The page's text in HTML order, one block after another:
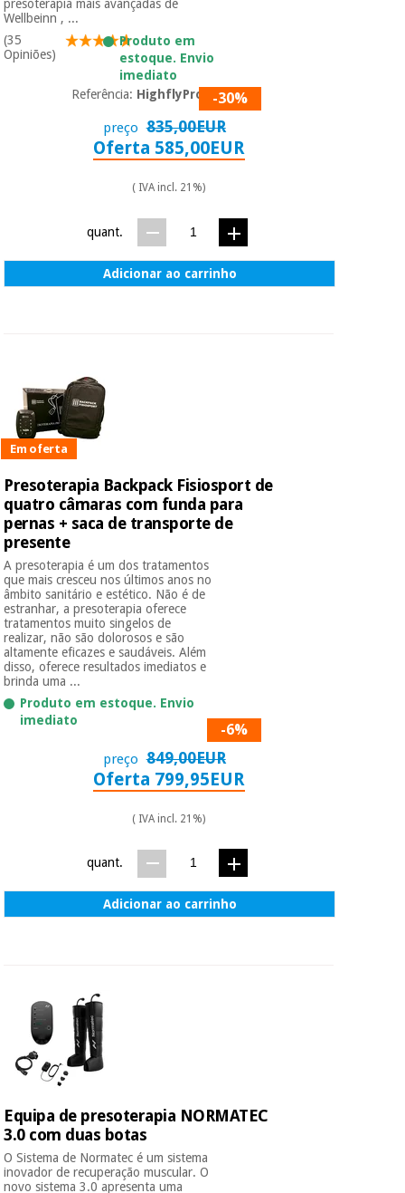
presoterapia mais avançadas de
Wellbeinn , ...
(35
Opiniões)
Produto em
estoque. Envio
imediato
Referência: HighflyPro01-30%
preço 835,00EUR
Oferta 585,00EUR
( IVA incl. 21%)
quant.
Adicionar ao carrinho
Em oferta
Presoterapia Backpack Fisiosport de
quatro câmaras com funda para
pernas + saca de transporte de
presente
A presoterapia é um dos tratamentos
que mais cresceu nos últimos anos no
âmbito sanitário e estético. Não é de
estranhar, a presoterapia oferece
tratamentos muito singelos de
realizar, não são dolorosos e são
altamente eficazes e saudáveis. Além
disso, oferece resultados imediatos e
brinda uma ...
Produto em estoque. Envio
imediato
-6%
preço 849,00EUR
Oferta 799,95EUR
( IVA incl. 21%)
quant.
Adicionar ao carrinho
Equipa de presoterapia NORMATEC
3.0 com duas botas
O Sistema de Normatec é um sistema
inovador de recuperação muscular. O
novo sistema 3.0 apresenta uma